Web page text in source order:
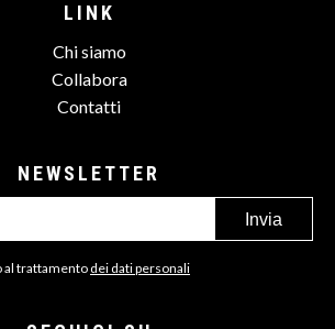
LINK
Chi siamo
Collabora
Contatti
NEWSLETTER
al trattamento dei dati personali